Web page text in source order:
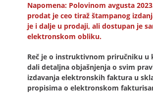
Napomena: Polovinom avgusta
prodat je ceo tiraž štampanog
je i dalje u prodaji, ali dostupan je
elektronskom obliku.
Reč je o instruktivnom priručniku u
dali detaljna objašnjenja o svim
izdavanja elektronskih faktura u
propisima o elektronskom